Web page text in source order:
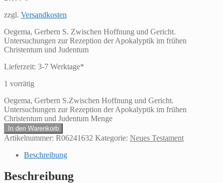
zzgl. Versandkosten
Oegema, Gerbern S. Zwischen Hoffnung und Gericht.
Untersuchungen zur Rezeption der Apokalyptik im frühen
Christentum und Judentum
Lieferzeit: 3-7 Werktage*
1 vorrätig
Oegema, Gerbern S.Zwischen Hoffnung und Gericht.
Untersuchungen zur Rezeption der Apokalyptik im frühen
Christentum und Judentum Menge
In den Warenkorb
Artikelnummer: R06241632 Kategorie: Neues Testament
Beschreibung
Beschreibung